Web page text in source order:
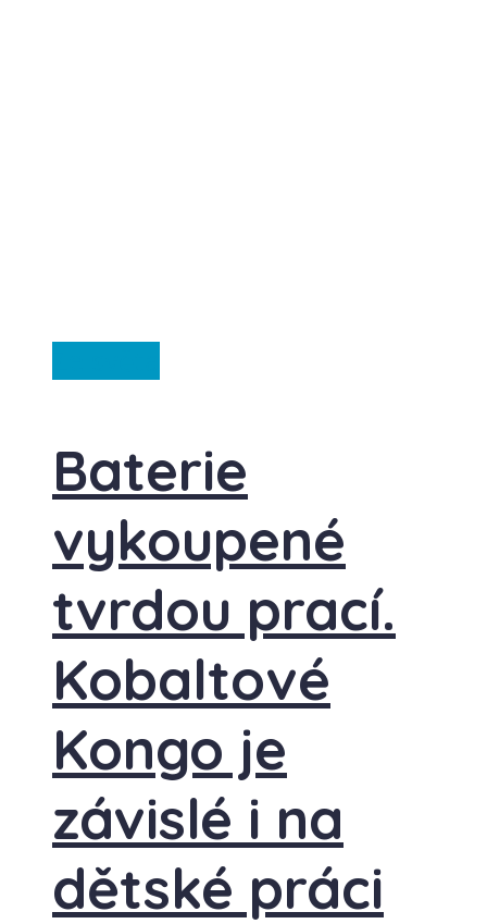
Baterie
vykoupené
tvrdou prací.
Kobaltové
Kongo je
závislé i na
dětské práci